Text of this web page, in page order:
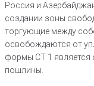
Россия и
создании зоны
торгующие между
освобождаются от
формы СТ 1 является
пошлины.